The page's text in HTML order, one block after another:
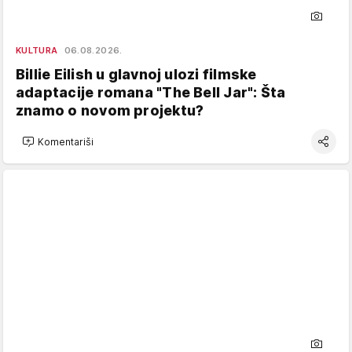
KULTURA 06.08.2026.
Billie Eilish u glavnoj ulozi filmske
adaptacije romana "The Bell Jar": Šta
znamo o novom projektu?
Komentariši